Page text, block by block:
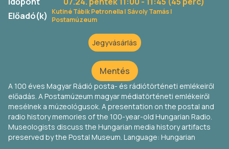
Előadó(k)
Kutiné Tábik Petronella |Sávoly Tamás |
Postamúzeum
Jegyvásárlás
Mentés
A 100 éves Magyar Rádió posta- és rádiótörténeti emlékeiről
előadás. A Postamúzeum magyar médiatörténeti emlékeiről
mesélnek a múzeológusok. A presentation on the postal and
radio history memories of the 100-year-old Hungarian Radio.
Museologists discuss the Hungarian media history artifacts
preserved by the Postal Museum. Language: Hungarian